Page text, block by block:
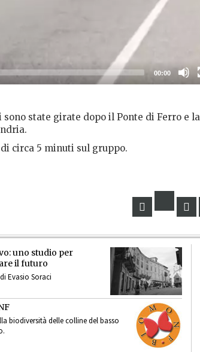
00:00
state girate dopo il Ponte di Ferro e la
circa 5 minuti sul gruppo.
uno studio per
il futuro
Evasio Soraci
biodiversità delle colline del basso